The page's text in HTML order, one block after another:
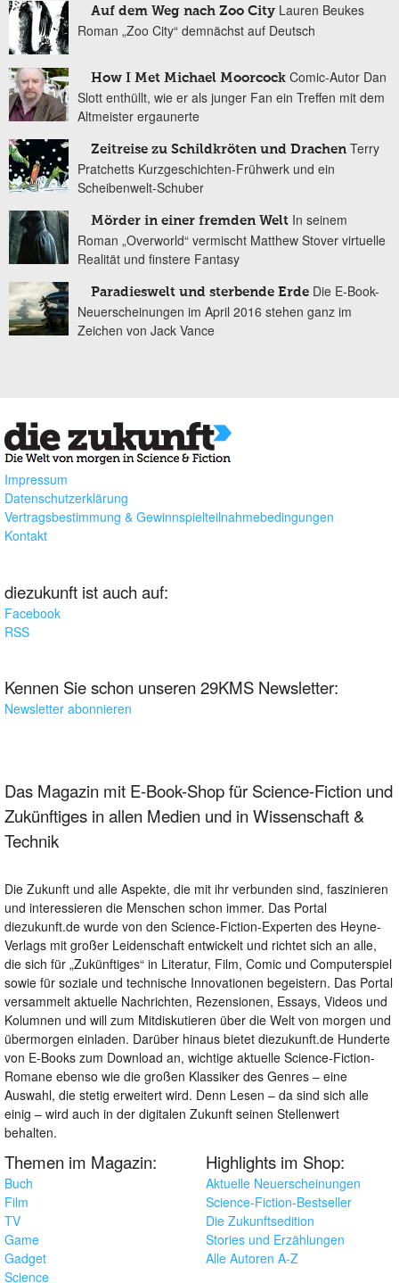
Auf dem Weg nach Zoo City Lauren Beukes
Roman „Zoo City“ demnächst auf Deutsch
How I Met Michael Moorcock Comic-Autor Dan
Slott enthüllt, wie er als junger Fan ein Treffen mit dem
Altmeister ergaunerte
Zeitreise zu Schildkröten und Drachen Terry
Pratchetts Kurzgeschichten-Frühwerk und ein
Scheibenwelt-Schuber
Mörder in einer fremden Welt In seinem
Roman „Overworld“ vermischt Matthew Stover virtuelle
Realität und finstere Fantasy
Paradieswelt und sterbende Erde Die E-Book-
Neuerscheinungen im April 2016 stehen ganz im
Zeichen von Jack Vance
Impressum
Datenschutzerklärung
Vertragsbestimmung & Gewinnspielteilnahmebedingungen
Kontakt
diezukunft ist auch auf:
Facebook
RSS
Kennen Sie schon unseren 29KMS Newsletter:
Newsletter abonnieren
Das Magazin mit E-Book-Shop für Science-Fiction und
Zukünftiges in allen Medien und in Wissenschaft &
Technik
Die Zukunft und alle Aspekte, die mit ihr verbunden sind, faszinieren
und interessieren die Menschen schon immer. Das Portal
diezukunft.de wurde von den Science-Fiction-Experten des Heyne-
Verlags mit großer Leidenschaft entwickelt und richtet sich an alle,
die sich für „Zukünftiges“ in Literatur, Film, Comic und Computerspiel
sowie für soziale und technische Innovationen begeistern. Das Portal
versammelt aktuelle Nachrichten, Rezensionen, Essays, Videos und
Kolumnen und will zum Mitdiskutieren über die Welt von morgen und
übermorgen einladen. Darüber hinaus bietet diezukunft.de Hunderte
von E-Books zum Download an, wichtige aktuelle Science-Fiction-
Romane ebenso wie die großen Klassiker des Genres – eine
Auswahl, die stetig erweitert wird. Denn Lesen – da sind sich alle
einig – wird auch in der digitalen Zukunft seinen Stellenwert
behalten.
Themen im Magazin:
Buch
Film
TV
Game
Gadget
Science
Highlights im Shop:
Aktuelle Neuerscheinungen
Science-Fiction-Bestseller
Die Zukunftsedition
Stories und Erzählungen
Alle Autoren A-Z